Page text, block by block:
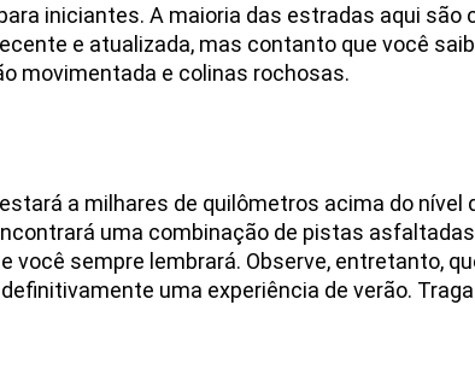
iniciantes. A maioria das estradas aqui são
e atualizada, mas contanto que você
movimentada e colinas rochosas.
a milhares de quilômetros acima do nível
uma combinação de pistas
sempre lembrará. Observe, entretanto,
uma experiência de verão.